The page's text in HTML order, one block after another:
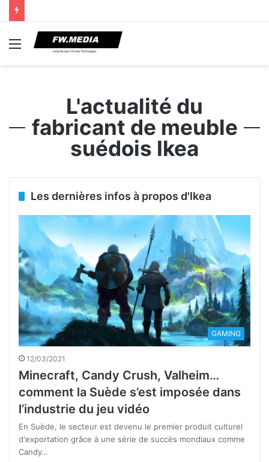
Menu
L'actualité du
fabricant de meuble
suédois Ikea
Les dernières infos à propos d'Ikea
GAMING
12/03/2021
Minecraft, Candy Crush, Valheim…
comment la Suède s’est imposée dans
l’industrie du jeu vidéo
En Suède, le secteur est devenu le premier produit culturel
d'exportation grâce à une série de succès mondiaux comme
Candy…